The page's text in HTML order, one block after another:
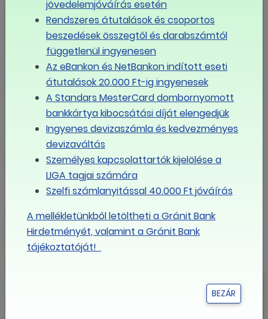
biztosítania kell a munkaközi szünetet,
ha lehetősége van, szervezheti úgy a munkát, hogy
a rekkenő hőségben ne kelljen a kollégáknak bent
folyamatosan karban kell tartatnia,
gombátlaníttatnia a klímaberendezéseket.
MEGOSZTOM FACEBOOKON
LIGA
jövedelemjóváírás esetén
Rendszeres átutalások és csoportos
beszedések összegtől és darabszámtól
függetlenül ingyenesen
Az eBankon és NetBankon indított eseti
átutalások 20.000 Ft-ig ingyenesek
A Standars MesterCard dombornyomott
bankkártya kibocsátási díját elengedjük
Ingyenes devizaszámla és kedvezményes
devizaváltás
Személyes kapcsolattartók kijelölése a
LIGA tagjai számára
Szelfi számlanyitással 40.000 Ft jóváírás
A mellékletünkből letöltheti a Gránit Bank
Hirdetményét, valamint a Gránit Bank
tájékoztatóját!
BEZÁR